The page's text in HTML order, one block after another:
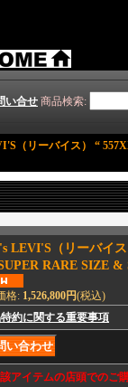
い合せ 商品検索:
（リーバイス） “
LEVI'S（リーバイ
RARE SIZE
格: 1,526,800円(税込)
約に関する重要事項
該アイテムの店頭でのご